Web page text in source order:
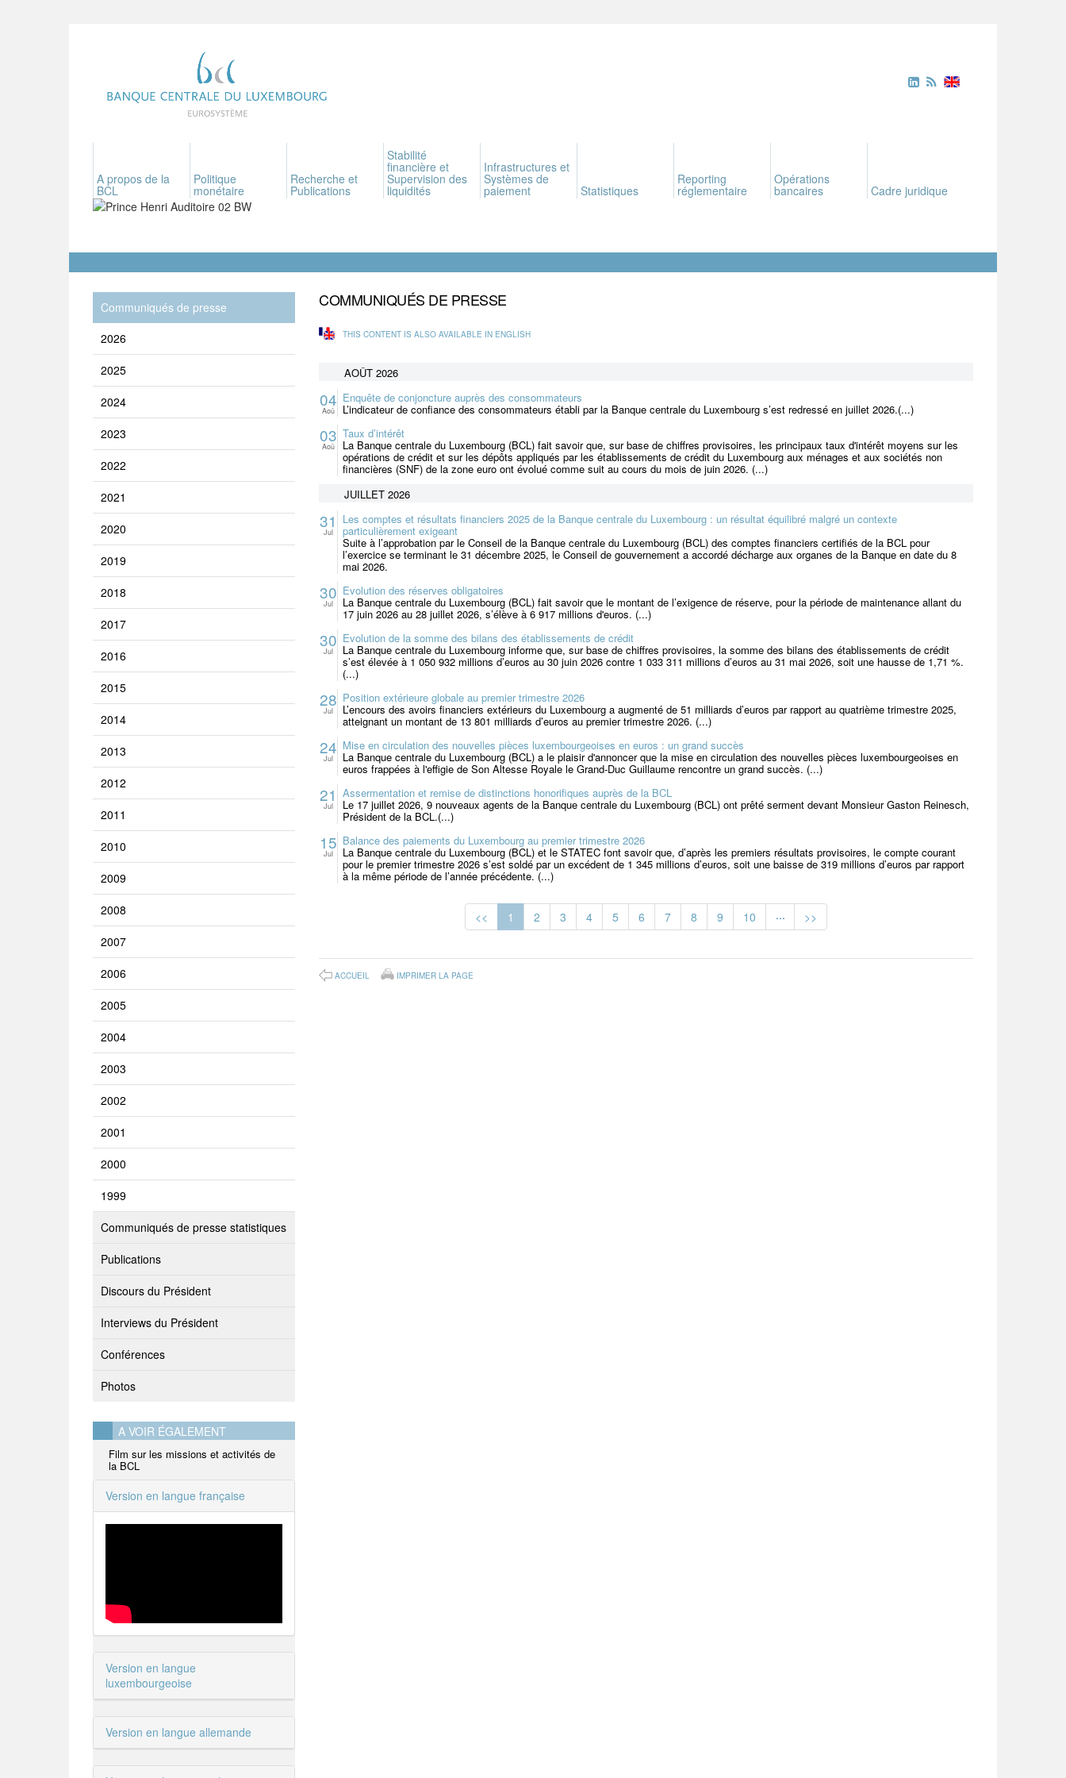
A propos de la
BCL
Politique
monétaire
Recherche et
Publications
Stabilité
financière et
Supervision des
liquidités
Infrastructures et
Systèmes de
paiement Statistiques
Reporting
réglementaire
Opérations
bancaires Cadre juridique
Communiqués de presse
2026
2025
2024
2023
2022
2021
2020
2019
2018
2017
2016
2015
2014
2013
2012
2011
2010
2009
2008
2007
2006
2005
2004
2003
2002
2001
2000
1999
Communiqués de presse statistiques
Publications
Discours du Président
Interviews du Président
Conférences
Photos
A VOIR ÉGALEMENT
Film sur les missions et activités de
la BCL
Version en langue française
Version en langue
luxembourgeoise
Version en langue allemande
COMMUNIQUÉS DE PRESSE
THIS CONTENT IS ALSO AVAILABLE IN ENGLISH
AOÛT 2026
04
Aoû
Enquête de conjoncture auprès des consommateurs
L’indicateur de confiance des consommateurs établi par la Banque centrale du Luxembourg s’est redressé en juillet 2026.(...)
03
Aoû
Taux d’intérêt
La Banque centrale du Luxembourg (BCL) fait savoir que, sur base de chiffres provisoires, les principaux taux d'intérêt moyens sur les
opérations de crédit et sur les dépôts appliqués par les établissements de crédit du Luxembourg aux ménages et aux sociétés non
financières (SNF) de la zone euro ont évolué comme suit au cours du mois de juin 2026. (...)
JUILLET 2026
31
Jul
Les comptes et résultats financiers 2025 de la Banque centrale du Luxembourg : un résultat équilibré malgré un contexte
particulièrement exigeant
Suite à l’approbation par le Conseil de la Banque centrale du Luxembourg (BCL) des comptes financiers certifiés de la BCL pour
l’exercice se terminant le 31 décembre 2025, le Conseil de gouvernement a accordé décharge aux organes de la Banque en date du 8
mai 2026.
30
Jul
Evolution des réserves obligatoires
La Banque centrale du Luxembourg (BCL) fait savoir que le montant de l’exigence de réserve, pour la période de maintenance allant du
17 juin 2026 au 28 juillet 2026, s’élève à 6 917 millions d'euros. (...)
30
Jul
Evolution de la somme des bilans des établissements de crédit
La Banque centrale du Luxembourg informe que, sur base de chiffres provisoires, la somme des bilans des établissements de crédit
s’est élevée à 1 050 932 millions d’euros au 30 juin 2026 contre 1 033 311 millions d’euros au 31 mai 2026, soit une hausse de 1,71 %.
(...)
28
Jul
Position extérieure globale au premier trimestre 2026
L’encours des avoirs financiers extérieurs du Luxembourg a augmenté de 51 milliards d’euros par rapport au quatrième trimestre 2025,
atteignant un montant de 13 801 milliards d’euros au premier trimestre 2026. (...)
24
Jul
Mise en circulation des nouvelles pièces luxembourgeoises en euros : un grand succès
La Banque centrale du Luxembourg (BCL) a le plaisir d'annoncer que la mise en circulation des nouvelles pièces luxembourgeoises en
euros frappées à l'effigie de Son Altesse Royale le Grand-Duc Guillaume rencontre un grand succès. (...)
21
Jul
Assermentation et remise de distinctions honorifiques auprès de la BCL
Le 17 juillet 2026, 9 nouveaux agents de la Banque centrale du Luxembourg (BCL) ont prêté serment devant Monsieur Gaston Reinesch,
Président de la BCL.(...)
15
Jul
Balance des paiements du Luxembourg au premier trimestre 2026
La Banque centrale du Luxembourg (BCL) et le STATEC font savoir que, d’après les premiers résultats provisoires, le compte courant
pour le premier trimestre 2026 s’est soldé par un excédent de 1 345 millions d’euros, soit une baisse de 319 millions d’euros par rapport
à la même période de l’année précédente. (...)
<< 1 2 3 4 5 6 7 8 9 10 ... >>
ACCUEIL IMPRIMER LA PAGE